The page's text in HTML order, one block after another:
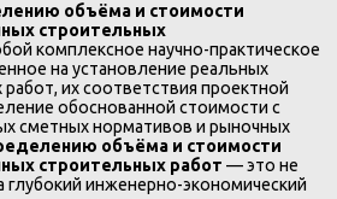
объёма и стоимости
строительных
комплексное научно-практическое
на установление реальных
их соответствия проектной
обоснованной стоимости с
сметных нормативов и рыночных
объёма и стоимости
строительных работ — это не
глубокий инженерно-экономический